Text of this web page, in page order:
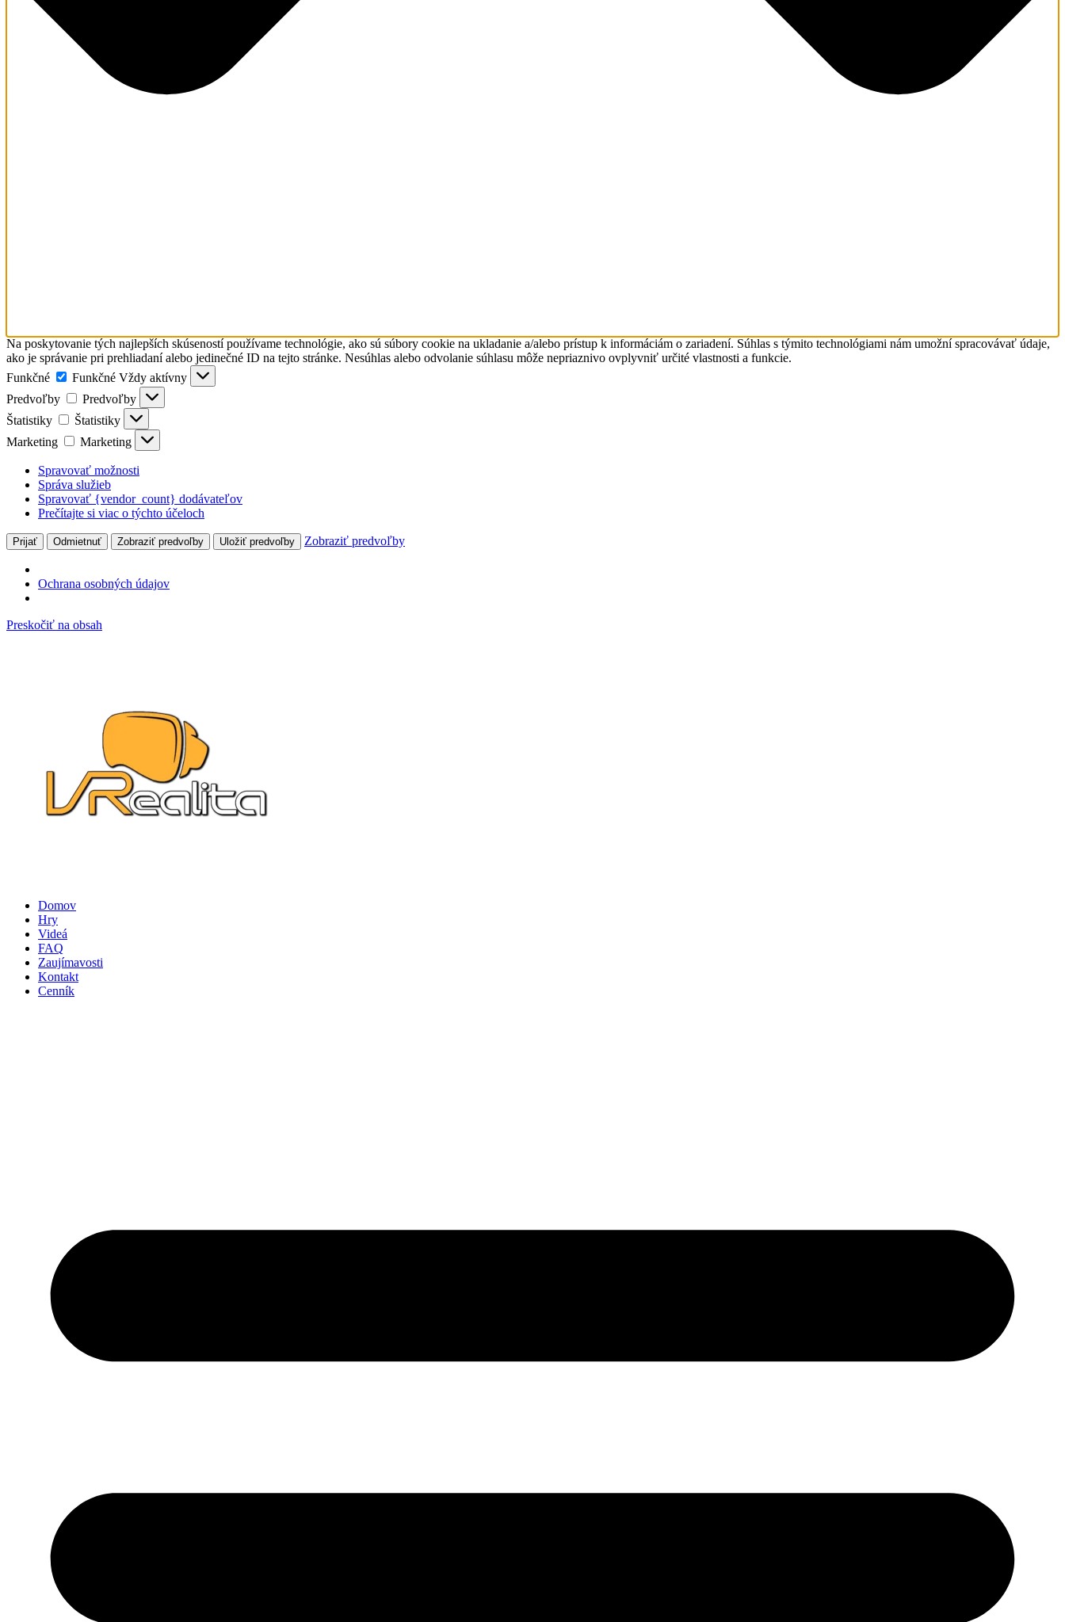
Na poskytovanie tých najlepších skúseností používame technológie, ako sú súbory cookie na ukladanie a/alebo prístup k informáciám o zariadení. Súhlas s týmito technológiami nám umožní spracovávať údaje,
ako je správanie pri prehliadaní alebo jedinečné ID na tejto stránke. Nesúhlas alebo odvolanie súhlasu môže nepriaznivo ovplyvniť určité vlastnosti a funkcie.
Funkčné
Funkčné Vždy aktívny
Predvoľby
Predvoľby
Štatistiky
Štatistiky
Marketing
Marketing
Spravovať možnosti
Správa služieb
Spravovať {vendor_count} dodávateľov
Prečítajte si viac o týchto účeloch
Prijať Odmietnuť Zobraziť predvoľby Uložiť predvoľby Zobraziť predvoľby
Ochrana osobných údajov
Preskočiť na obsah
Domov
Hry
Videá
FAQ
Zaujímavosti
Kontakt
Cenník